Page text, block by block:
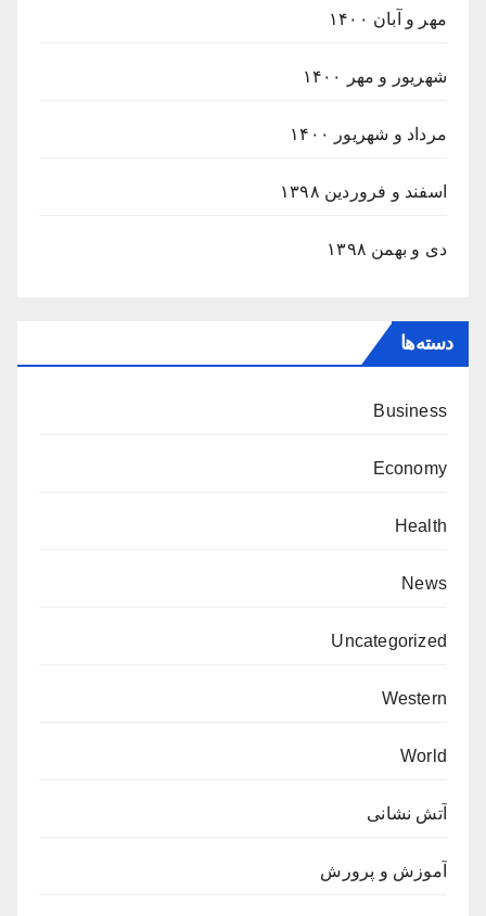
مهر و آبان ۱۴۰۰
شهریور و مهر ۱۴۰۰
مرداد و شهریور ۱۴۰۰
اسفند و فروردین ۱۳۹۸
دی و بهمن ۱۳۹۸
دسته‌ها
Business
Economy
Health
News
Uncategorized
Western
World
آتش نشانی
آموزش و پرورش